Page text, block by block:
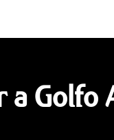
a Golfo